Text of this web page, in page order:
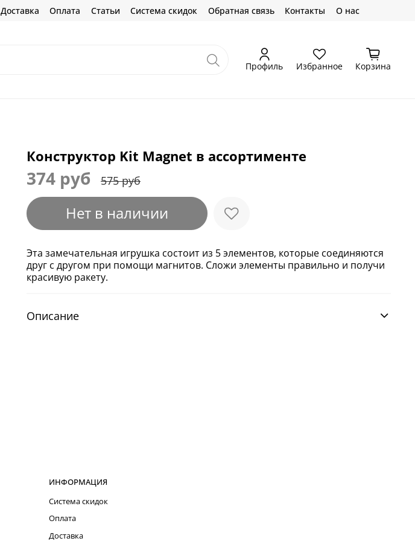
Доставка Оплата Статьи Система скидок Обратная связь Контакты О нас
Профиль Избранное Корзина
Конструктор Kit Magnet в ассортименте
374 руб 575 руб
Нет в наличии
Эта замечательная игрушка состоит из 5 элементов, которые соединяются
друг с другом при помощи магнитов. Сложи элементы правильно и получи
красивую ракету.
Описание
ИНФОРМАЦИЯ
Система скидок
Оплата
Доставка